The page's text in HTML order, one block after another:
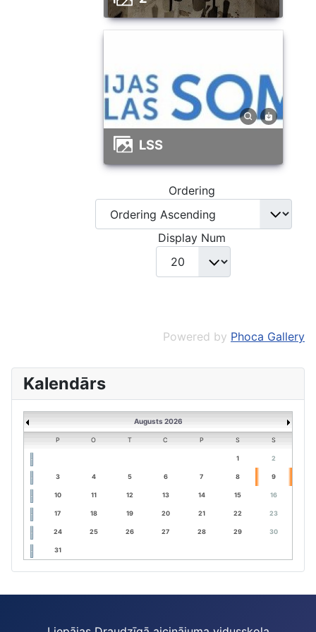
LSS
Ordering
Display Num
Powered by Phoca Gallery
Kalendārs
Augusts 2026
P O T C P S S
1 2
3 4 5 6 7 8 9
10 11 12 13 14 15 16
17 18 19 20 21 22 23
24 25 26 27 28 29 30
31